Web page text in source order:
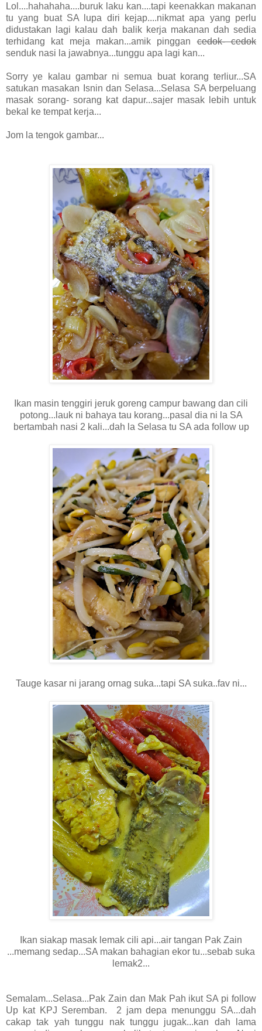
Lol....hahahaha....buruk laku kan....tapi keenakkan makanan
tu yang buat SA lupa diri kejap....nikmat apa yang perlu
didustakan lagi kalau dah balik kerja makanan dah sedia
terhidang kat meja makan...amik pinggancedok- cedok
senduk nasi la jawabnya...tunggu apa lagi kan...
Sorry ye kalau gambar ni semua buat korang terliur...SA
satukan masakan Isnin dan Selasa...Selasa SA berpeluang
masak sorang- sorang kat dapur...sajer masak lebih untuk
bekal ke tempat kerja...
Jom la tengok gambar...
Ikan masin tenggiri jeruk goreng campur bawang dan cili
potong...lauk ni bahaya tau korang...pasal dia ni la SA
bertambah nasi 2 kali...dah la Selasa tu SA ada follow up
Tauge kasar ni jarang ornag suka...tapi SA suka..fav ni...
Ikan siakap masak lemak cili api...air tangan Pak Zain
...memang sedap...SA makan bahagian ekor tu...sebab suka
lemak2...
Semalam...Selasa...Pak Zain dan Mak Pah ikut SA pi follow
Up kat KPJ Seremban. 2 jam depa menunggu SA...dah
cakap tak yah tunggu nak tunggu jugak...kan dah lama